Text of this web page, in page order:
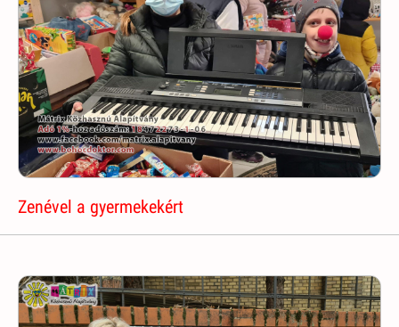
Zenével a gyermekekért